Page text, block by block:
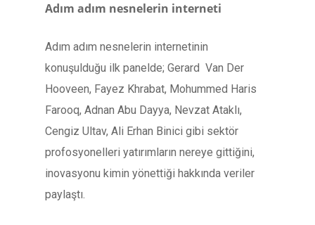
Adım adım nesnelerin interneti
Adım adım nesnelerin internetinin
konuşulduğu ilk panelde; Gerard Van Der
Hooveen, Fayez Khrabat, Mohummed Haris
Farooq, Adnan Abu Dayya, Nevzat Ataklı,
Cengiz Ultav, Ali Erhan Binici gibi sektör
profosyonelleri yatırımların nereye gittiğini,
inovasyonu kimin yönettiği hakkında veriler
paylaştı.